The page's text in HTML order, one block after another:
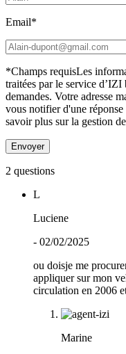
Email*
*Champs requisLes
traitées par le service
demandes. Votre adresse
vous notifier d'une
savoir plus sur la gestion
2 questions
L
Luciene
- 02/02/2025
ou doisje me
appliquer sur mon
circulation en 2006
Marine